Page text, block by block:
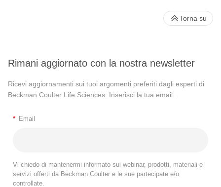
Rimani aggiornato con la nostra newsletter
Ricevi aggiornamenti sui tuoi argomenti preferiti dagli esperti di
Beckman Coulter Life Sciences. Inserisci la tua email.
* Email
Vi chiedo di mantenermi informato sui webinar, prodotti, materiali e
servizi offerti da Beckman Coulter e le sue partecipate e/o
controllate.
Torna su